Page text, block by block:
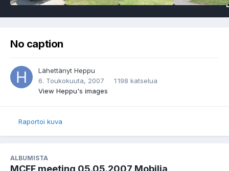
No caption
Lähettänyt Heppu
6. Toukokuuta, 2007
1 198 katselua
View Heppu's images
Raportoi kuva
ALBUMISTA
MCFF meeting 05.05.2007 Mobilia,